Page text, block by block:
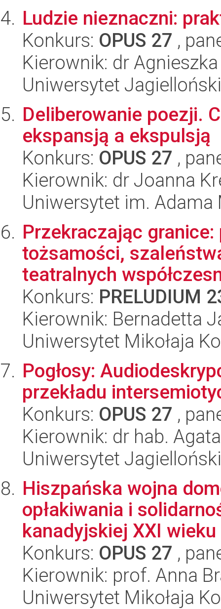
Ludzie nieznaczni:
Konkurs: OPUS 27 ,
Kierownik: dr
Uniwersytet Jagielloński
Deliberowanie poezji.
ekspansją a ekspulsją
Konkurs: OPUS 27 ,
Kierownik: dr Joanna
Uniwersytet im.
Przekraczając
tożsamości,
teatralnych
Konkurs: PRELUDIUM
Kierownik: Bernadetta
Uniwersytet Mikołaja
Pogłosy:
przekładu
Konkurs: OPUS 27 ,
Kierownik: dr hab.
Uniwersytet Jagielloński
Hiszpańska wojna
opłakiwania i
kanadyjskiej XXI wieku
Konkurs: OPUS 27 ,
Kierownik: prof. Anna
Uniwersytet Mikołaja